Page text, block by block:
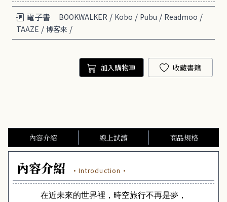
電子書
BOOKWALKER / Kobo / Pubu / Readmoo /
TAAZE / 博客來 /
加入購物車 收藏書籍
內容介紹 線上試讀 商品規格
內容介紹 ·Introduction·
在近未來的世界裡，時空旅行不再是夢，